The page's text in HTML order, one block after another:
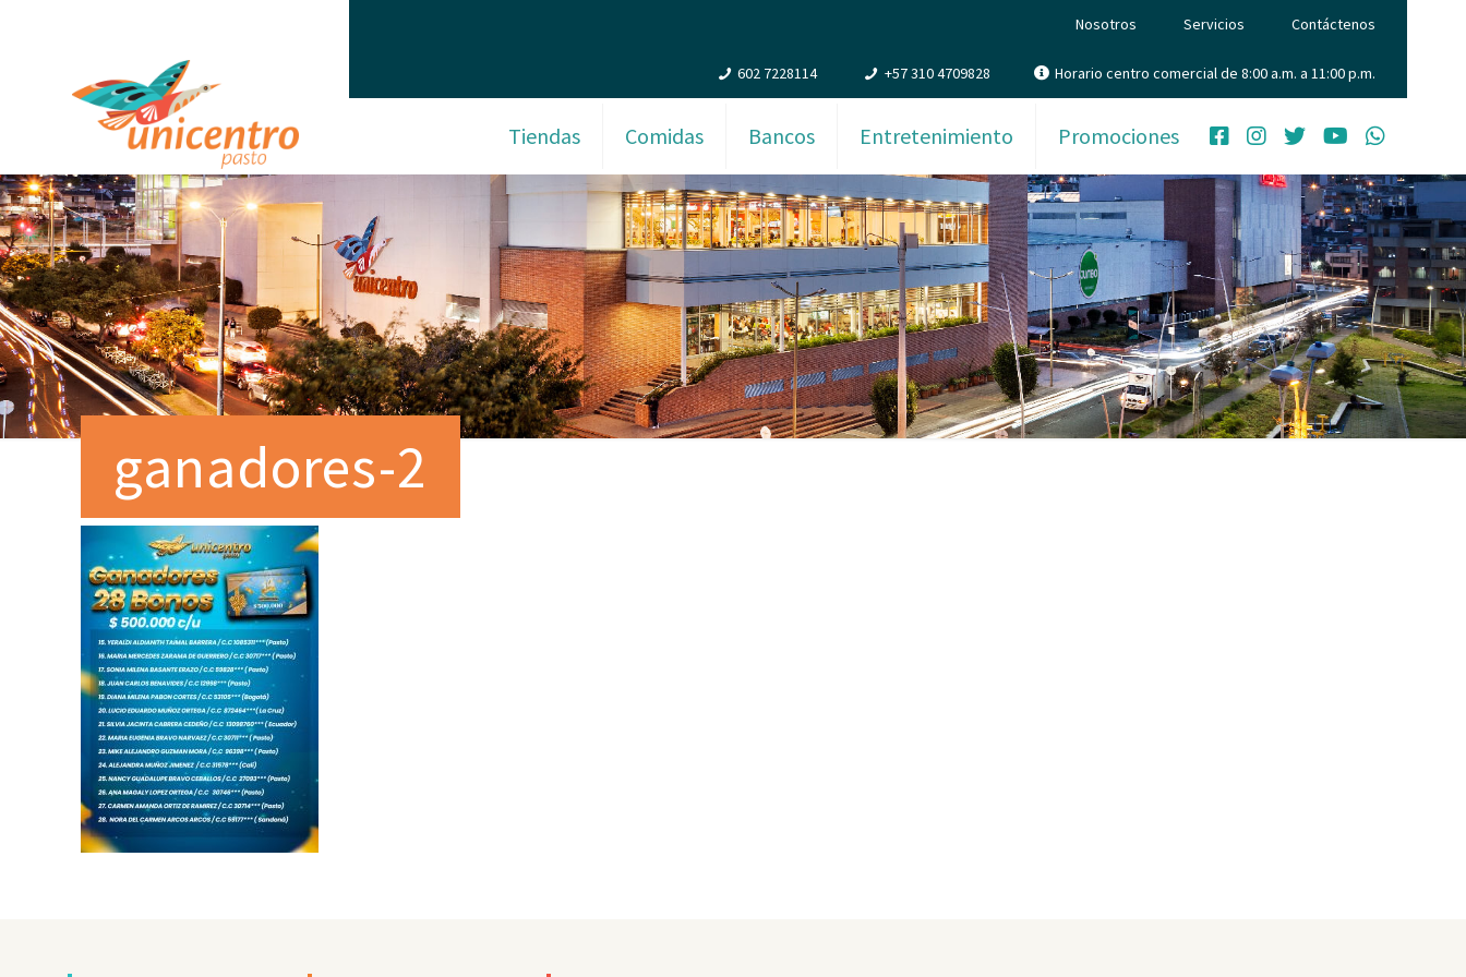
Nosotros Servicios Contáctenos
602 7228114 +57 310 4709828 Horario centro comercial de 8:00 a.m. a 11:00 p.m.
Tiendas Comidas Bancos Entretenimiento Promociones
ganadores-2